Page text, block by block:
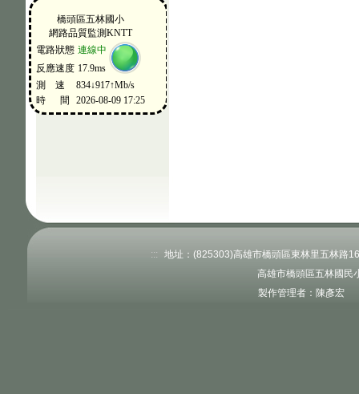
:::
地址：(825303)高雄市橋頭區東林里五林路
高雄市橋頭區五林國民
製作管理者：陳彥宏